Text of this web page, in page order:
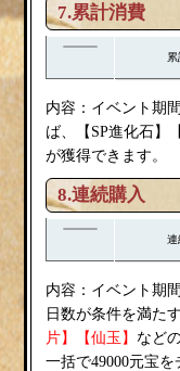
7.累計消費
内容：イベント期
ば、【SP進化石】
が獲得できます。
8.連続購入
連
内容：イベント期
日数が条件を満た
片】【仙玉】 など
一括で49000元宝